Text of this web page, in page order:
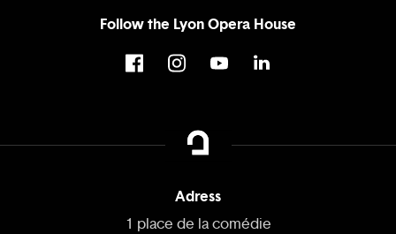
Follow the Lyon Opera House
Adress
1 place de la comédie